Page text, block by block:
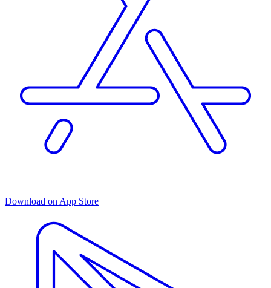
Download on App Store